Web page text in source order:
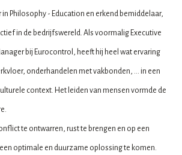
in Philosophy - Education en erkend bemiddelaar,
in de bedrijfswereld. Als voormalig Executive
bij Eurocontrol, heeft hij heel wat ervaring
onderhandelen met vakbonden, ... in een
context. Het leiden van mensen vormde de
te ontwarren, rust te brengen en op een
optimale en duurzame oplossing te komen.